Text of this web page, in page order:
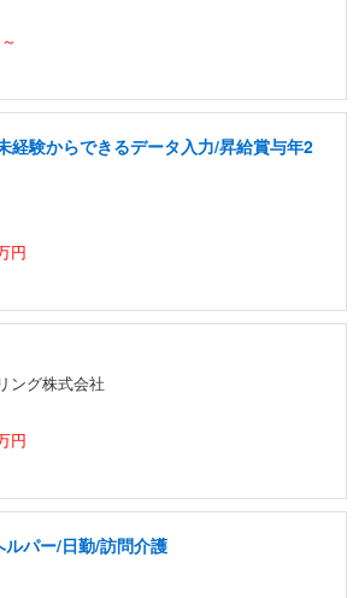
経験からできるデータ入力/昇給賞与年2
円
ング株式会社
円
パー/日勤/訪問介護